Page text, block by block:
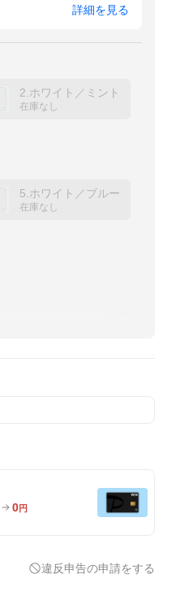
詳細を見る
2.ホワイト／ミント
在庫なし
5.ホワイト／ブルー
在庫なし
0円
違反申告の申請をする